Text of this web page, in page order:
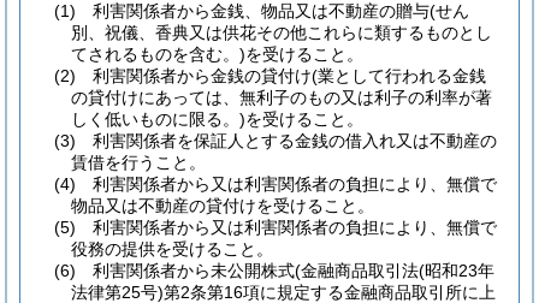
(1)
利害関係者から金銭、物品又は不動産の贈与(せん
別、祝儀、香典又は供花その他これらに類するものとし
てされるものを含む。)を受けること。
(2)
利害関係者から金銭の貸付け(業として行われる金銭
の貸付けにあっては、無利子のもの又は利子の利率が著
しく低いものに限る。)を受けること。
(3)
利害関係者を保証人とする金銭の借入れ又は不動産の
賃借を行うこと。
(4)
利害関係者から又は利害関係者の負担により、無償で
物品又は不動産の貸付けを受けること。
(5)
利害関係者から又は利害関係者の負担により、無償で
役務の提供を受けること。
(6)
利害関係者から未公開株式(金融商品取引法(昭和23年
法律第25号)第2条第16項に規定する金融商品取引所に上